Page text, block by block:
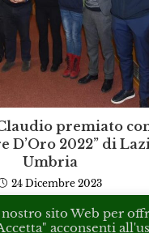
premiato
D’Oro 2022” di
Umbria
24 Dicembre 2023
sito Web per
acconsenti